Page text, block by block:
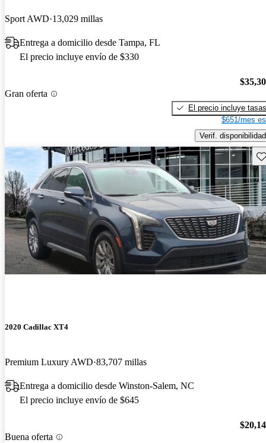
Sport AWD 13,029 millas
Entrega a domicilio desde Tampa, FL
El precio incluye envío de $330
Gran oferta
El precio incluye tasas
$651/mes
Verif. disponibilidad
2020 Cadillac XT4
Premium Luxury AWD 83,707 millas
Entrega a domicilio desde Winston-Salem, NC
El precio incluye envío de $645
Buena oferta